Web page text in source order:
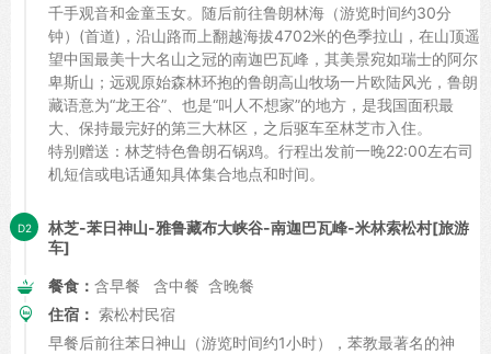
千手观音和金童玉女。随后前往鲁朗林海（游览时间约30分
钟）(首道)，沿山路而上翻越海拔4702米的色季拉山，在山顶遥
望中国最美十大名山之冠的南迦巴瓦峰，其美景宛如瑞士的阿尔
卑斯山；远观原始森林环抱的鲁朗高山牧场一片欧陆风光，鲁朗
藏语意为“龙王谷”、也是“叫人不想家”的地方，是我国面积最
大、保持最完好的第三大林区，之后驱车至林芝市入住。
特别赠送：林芝特色鲁朗石锅鸡。行程出发前一晚22:00左右司
机短信或电话通知具体集合地点和时间。
林芝-苯日神山-雅鲁藏布大峡谷-南迦巴瓦峰-米林索松村[旅游
车]
餐食： 含早餐 含中餐 含晚餐
住宿： 索松村民宿
早餐后前往苯日神山（游览时间约1小时），苯教最著名的神